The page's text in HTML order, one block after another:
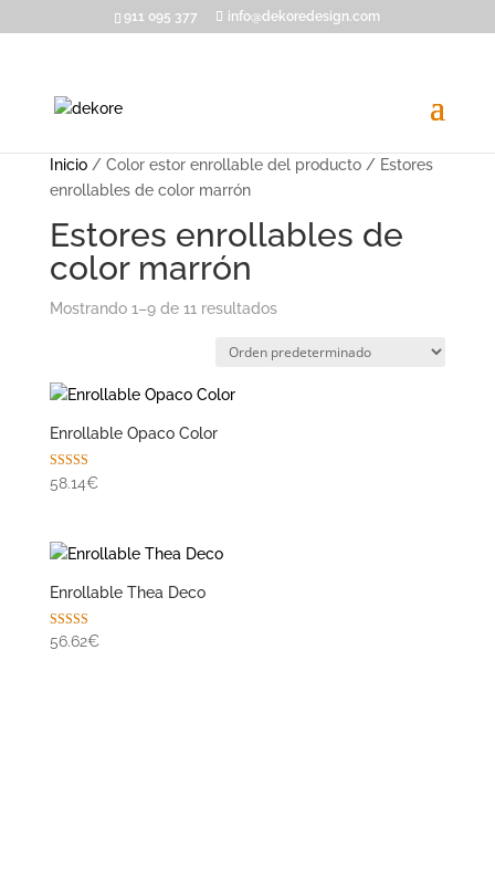
911 095 377 info@dekoredesign.com
Inicio/ Color estor enrollable del producto / Estores
enrollables de color marrón
Estores enrollables de
color marrón
Mostrando 1–9 de 11 resultados
Enrollable Opaco Color
Valorado con
5.00
58.14€
Enrollable Thea Deco
Valorado con
5.00
56.62€